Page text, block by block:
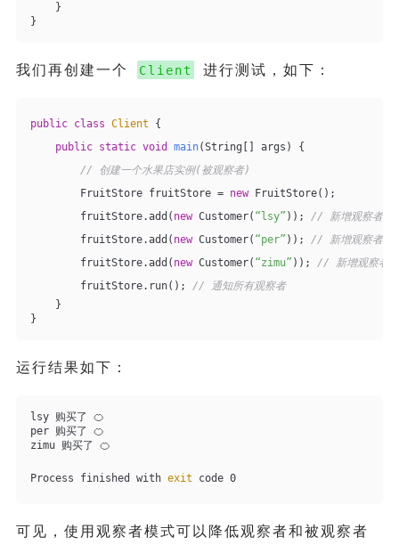
}
}
我们再创建一个 Client 进行测试，如下：
public class Client
{
public static void main(String[] args)
{
// 创建一个水果店实例(被观察者)
FruitStore fruitStore = new FruitStore();
fruitStore.add( new Customer( “lsy” )); // 新增观察者
fruitStore.add( new Customer( “per” )); // 新增观察者
fruitStore.add( new Customer( “zimu” )); // 新增观察者
fruitStore.run(); // 通知所有观察者
}
}
运行结果如下：
lsy 购买了 🍊
per 购买了 🍊
zimu 购买了 🍊
Process finished with exit code 0
可见，使用观察者模式可以降低观察者和被观察者